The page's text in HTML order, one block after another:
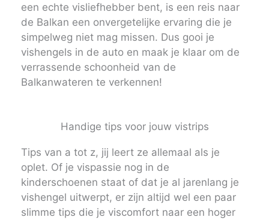
een echte visliefhebber bent, is een reis naar
de Balkan een onvergetelijke ervaring die je
simpelweg niet mag missen. Dus gooi je
vishengels in de auto en maak je klaar om de
verrassende schoonheid van de
Balkanwateren te verkennen!
Handige tips voor jouw vistrips
Tips van a tot z, jij leert ze allemaal als je
oplet. Of je vispassie nog in de
kinderschoenen staat of dat je al jarenlang je
vishengel uitwerpt, er zijn altijd wel een paar
slimme tips die je viscomfort naar een hoger